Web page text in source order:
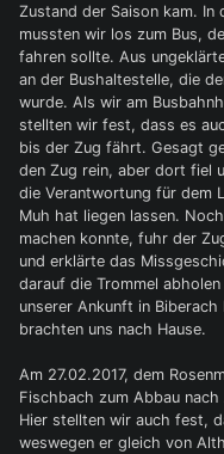
Zustand der Saison kam. In
mussten wir los zum Bus,
fahren sollte. Aus
an der Bushaltestelle, die
wurde. Als wir am
stellten wir fest, dass es
bis der Zug fährt. Gesagt
den Zug rein, aber dort fiel
die Verantwortung für dem
Muh hat liegen lassen.
machen konnte, fuhr der
und erklärte das
darauf die Trommel
unserer Ankunft in
brachten uns nach Hause.
Am 27.02.2017, dem
Fischbach zum Abbau
Hier stellten wir auch fest,
weswegen er gleich von